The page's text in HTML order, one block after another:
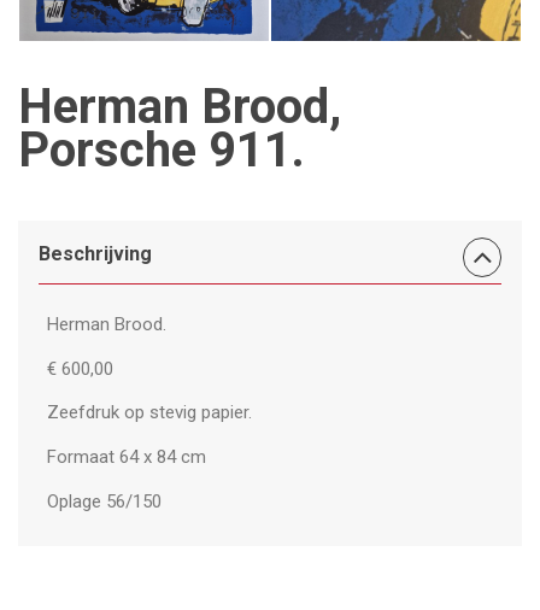
Herman Brood,
Porsche 911.
Beschrijving
Herman Brood.
€ 600,00
Zeefdruk op stevig papier.
Formaat 64 x 84 cm
Oplage 56/150